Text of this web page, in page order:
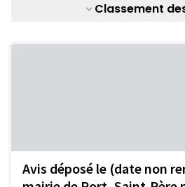
Classement
Avis déposé le (date non